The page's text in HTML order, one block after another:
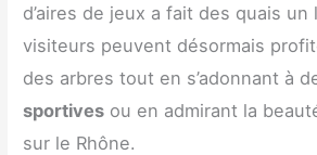
d’aires de jeux a fait des quais
visiteurs peuvent désormais
des arbres tout en s’adonnant à
sportives ou en admirant la
sur le Rhône.